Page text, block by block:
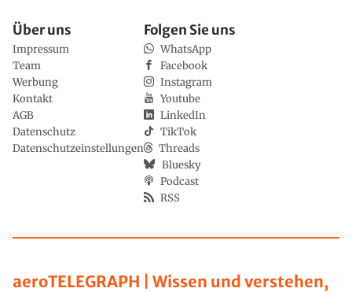
aeroTELEGRAPH | Wissen und verstehen,
Über uns
Impressum
Team
Werbung
Kontakt
AGB
Datenschutz
Datenschutzeinstellungen
Folgen Sie uns
WhatsApp
Facebook
Instagram
Youtube
LinkedIn
TikTok
Threads
Bluesky
Podcast
RSS